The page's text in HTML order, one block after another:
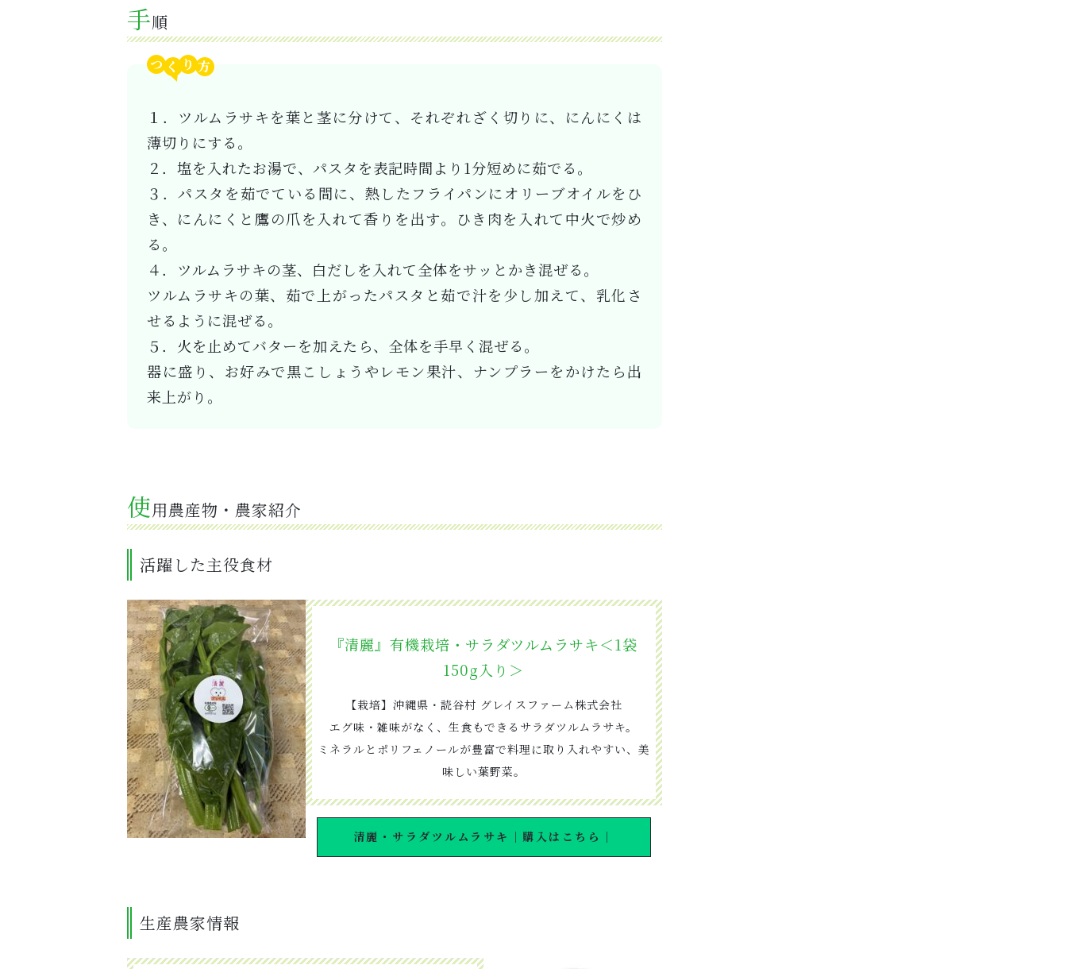
手順
つ り
１．ツルムラサキを葉と茎に分けて、それぞれざく切りに、にんにくは
薄切りにする。
２．塩を入れたお湯で、パスタを表記時間より1分短めに茹でる。
３．パスタを茹でている間に、熱したフライパンにオリーブオイルをひ
き、にんにくと鷹の爪を入れて香りを出す。ひき肉を入れて中火で炒め
る。
４．ツルムラサキの茎、白だしを入れて全体をサッとかき混ぜる。
ツルムラサキの葉、茹で上がったパスタと茹で汁を少し加えて、乳化さ
せるように混ぜる。
５．火を止めてバターを加えたら、全体を手早く混ぜる。
器に盛り、お好みで黒こしょうやレモン果汁、ナンプラーをかけたら出
来上がり。
使用農産物・農家紹介
活躍した主役食材
『清麗』有機栽培・サラダツルムラサキ＜1袋
150g入り＞
【栽培】沖縄県・読谷村 グレイスファーム株式会社
エグ味・雑味がなく、生食もできるサラダツルムラサキ。
ミネラルとポリフェノールが豊富で料理に取り入れやすい、美
味しい葉野菜。
清麗・サラダツルムラサキ｜購入はこちら｜
生産農家情報